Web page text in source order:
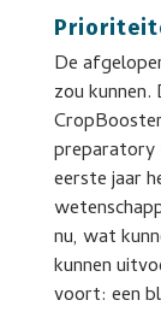
De
zou
preparatory
eerste jaar
nu, wat
kunnen
voort: een